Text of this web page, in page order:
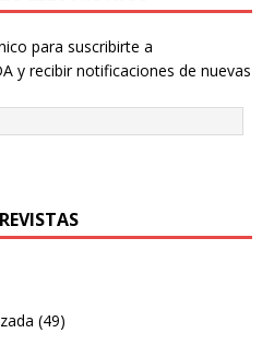
para suscribirte a
y recibir notificaciones de nuevas
(49)